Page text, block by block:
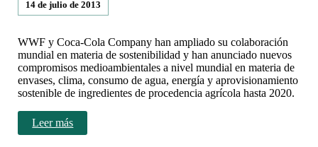
14 de julio de 2013
WWF y Coca-Cola Company han ampliado su colaboración
mundial en materia de sostenibilidad y han anunciado nuevos
compromisos medioambientales a nivel mundial en materia de
envases, clima, consumo de agua, energía y aprovisionamiento
sostenible de ingredientes de procedencia agrícola hasta 2020.
Leer más